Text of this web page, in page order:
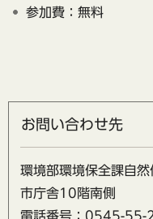
参加費：無料
お問い合わせ先
環境部環境保全課自然
市庁舎10階南側
電話番号：0545-55-